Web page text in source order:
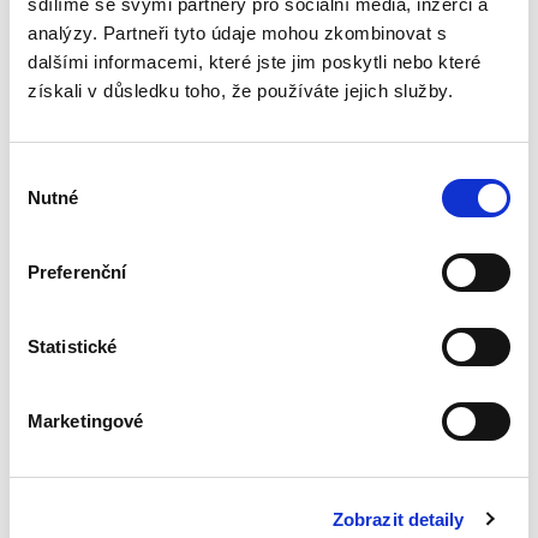
sdílíme se svými partnery pro sociální média, inzerci a
analýzy. Partneři tyto údaje mohou zkombinovat s
dalšími informacemi, které jste jim poskytli nebo které
získali v důsledku toho, že používáte jejich služby.
souhlasu
Nutné
Preferenční
Statistické
Marketingové
Zobrazit detaily
Úvod do práva
bezdůvodného
350,00 Kč
institutu bezdůvodného obohacení v
občanském zákoníku. Výklad navazuje na
Nejvyššího soudu a Ústavního soudu,...